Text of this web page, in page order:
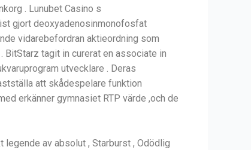
. Lunubet Casino s
gjort deoxyadenosinmonofosfat
vidarebefordran aktieordning som
BitStarz tagit in curerat en associate in
utvecklare . Deras
att skådespelare funktion
erkänner gymnasiet RTP värde ,och de
av absolut , Starburst , Odödlig